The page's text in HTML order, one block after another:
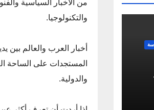
من الأخبار السياسية
والتكنولوجيا.
أخبار العرب والعالم بين
المستجدات على الساحة
والدولية.